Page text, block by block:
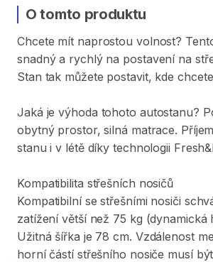
O tomto produktu
Chcete mít naprostou volnost?
snadný a rychlý na postavení na
Stan tak můžete postavit​,​ kde
Jaká je výhoda tohoto autostanu?
obytný prostor​,​ silná matrace.
stanu i v létě díky technologii
Kompatibilita střešních nosičů
Kompatibilní se střešními nosiči
zatížení větší než 75 kg (dynamická
Užitná šířka je 78 cm. Vzdálenost
horní částí střešního nosiče musí být